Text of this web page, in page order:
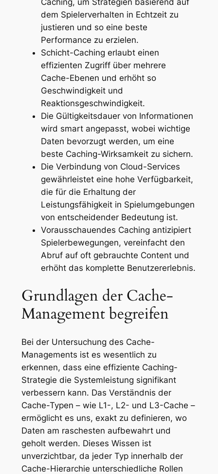
Caching, um Strategien basierend auf
dem Spielerverhalten in Echtzeit zu
justieren und so eine beste
Performance zu erzielen.
Schicht-Caching erlaubt einen
effizienten Zugriff über mehrere
Cache-Ebenen und erhöht so
Geschwindigkeit und
Reaktionsgeschwindigkeit.
Die Gültigkeitsdauer von Informationen
wird smart angepasst, wobei wichtige
Daten bevorzugt werden, um eine
beste Caching-Wirksamkeit zu sichern.
Die Verbindung von Cloud-Services
gewährleistet eine hohe Verfügbarkeit,
die für die Erhaltung der
Leistungsfähigkeit in Spielumgebungen
von entscheidender Bedeutung ist.
Vorausschauendes Caching antizipiert
Spielerbewegungen, vereinfacht den
Abruf auf oft gebrauchte Content und
erhöht das komplette Benutzererlebnis.
Grundlagen der Cache-
Management begreifen
Bei der Untersuchung des Cache-
Managements ist es wesentlich zu
erkennen, dass eine effiziente Caching-
Strategie die Systemleistung signifikant
verbessern kann. Das Verständnis der
Cache-Typen – wie L1-, L2- und L3-Cache –
ermöglicht es uns, exakt zu definieren, wo
Daten am raschesten aufbewahrt und
geholt werden. Dieses Wissen ist
unverzichtbar, da jeder Typ innerhalb der
Cache-Hierarchie unterschiedliche Rollen